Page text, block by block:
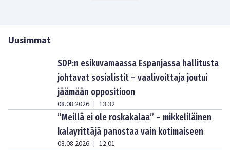
Uusimmat
SDP:n esikuvamaassa Espanjassa hallitusta
johtavat sosialistit – vaalivoittaja joutui
jäämään oppositioon
08.08.2026 | 13:32
”Meillä ei ole roskakalaa” – mikkeliläinen
kalayrittäjä panostaa vain kotimaiseen
08.08.2026 | 12:01